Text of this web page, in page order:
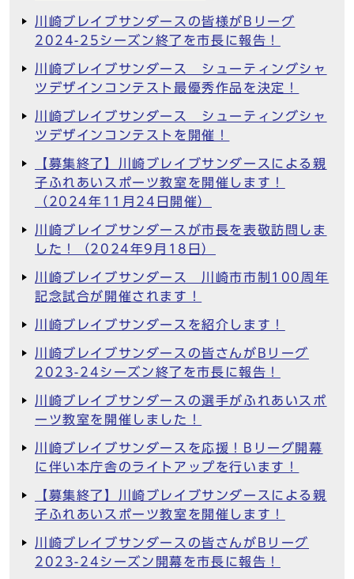
川崎ブレイブサンダースの皆様がBリーグ
2024-25シーズン終了を市長に報告！
川崎ブレイブサンダース シューティングシャ
ツデザインコンテスト最優秀作品を決定！
川崎ブレイブサンダース シューティングシャ
ツデザインコンテストを開催！
【募集終了】川崎ブレイブサンダースによる親
子ふれあいスポーツ教室を開催します！
（2024年11月24日開催）
川崎ブレイブサンダースが市長を表敬訪問しま
した！（2024年9月18日）
川崎ブレイブサンダース 川崎市市制100周年
記念試合が開催されます！
川崎ブレイブサンダースを紹介します！
川崎ブレイブサンダースの皆さんがBリーグ
2023-24シーズン終了を市長に報告！
川崎ブレイブサンダースの選手がふれあいスポ
ーツ教室を開催しました！
川崎ブレイブサンダースを応援！Bリーグ開幕
に伴い本庁舎のライトアップを行います！
【募集終了】川崎ブレイブサンダースによる親
子ふれあいスポーツ教室を開催します！
川崎ブレイブサンダースの皆さんがBリーグ
2023-24シーズン開幕を市長に報告！